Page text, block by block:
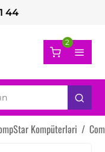
44
2
Kompüterləri /